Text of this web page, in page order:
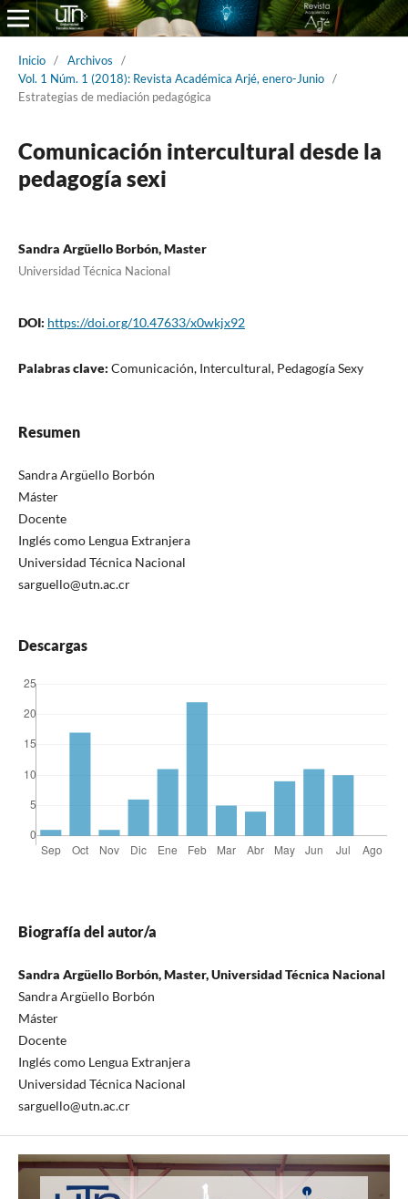
Inicio / Archivos
/
Vol. 1 Núm. 1 (2018): Revista Académica Arjé, enero-Junio /
Estrategias de mediación pedagógica
Comunicación intercultural desde la
pedagogía sexi
Sandra Argüello Borbón, Master
Universidad Técnica Nacional
DOI: https://doi.org/10.47633/x0wkjx92
Palabras clave: Comunicación, Intercultural, Pedagogía Sexy
Resumen
Sandra Argüello Borbón
Máster
Docente
Inglés como Lengua Extranjera
Universidad Técnica Nacional
sarguello@utn.ac.cr
Descargas
Biografía del autor/a
Sandra Argüello Borbón, Master, Universidad Técnica Nacional
Sandra Argüello Borbón
Máster
Docente
Inglés como Lengua Extranjera
Universidad Técnica Nacional
sarguello@utn.ac.cr